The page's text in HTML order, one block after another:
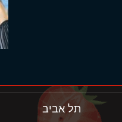
תל אביב